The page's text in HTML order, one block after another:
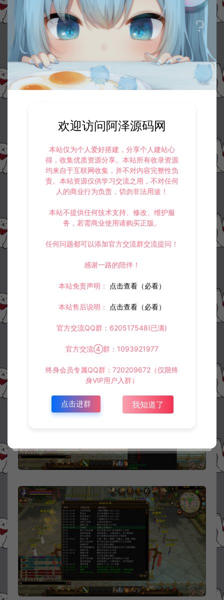
欢迎访问阿泽源码网
本站仅为个人爱好搭建，分享个人建站心
得，收集优质资源分享。本站所有收录资源
均来自于互联网收集，并不对内容完整性负
责。本站资源仅供学习交流之用，不对任何
人的商业行为负责，切勿非法用途！
本站不提供任何技术支持、修改、维护服
务，若需商业使用请购买正版。
任何问题都可以添加官方交流群交流提问！
感谢一路的陪伴！
本站免责声明： 点击查看（必看）
本站售后说明： 点击查看（必看）
官方交流QQ群：620517548(已满)
官方交流④群：1093921977
终身会员专属QQ群：720209672（仅限终
身VIP用户入群）
点击进群 我知道了